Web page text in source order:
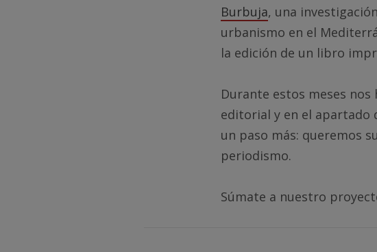
Burbuja, una
urbanismo en el
la edición de un libro
Durante estos meses
editorial y en el apartado
un paso más: queremos
periodismo.
Súmate a nuestro